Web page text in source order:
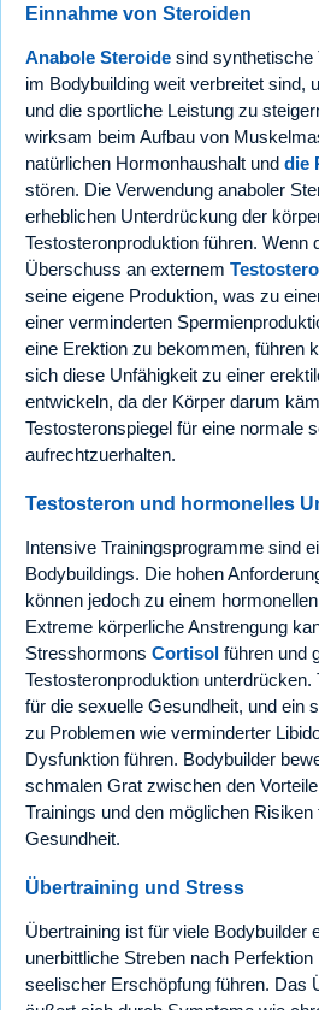
Einnahme von Steroiden
Anabole Steroide sind synthetische
im Bodybuilding weit verbreitet sind,
und die sportliche Leistung zu
wirksam beim Aufbau von
natürlichen Hormonhaushalt und die
stören. Die Verwendung anaboler
erheblichen Unterdrückung der
Testosteronproduktion führen. Wenn
Überschuss an externem
seine eigene Produktion, was zu
einer verminderten
eine Erektion zu bekommen, führen
sich diese Unfähigkeit zu einer
entwickeln, da der Körper darum
Testosteronspiegel für eine normale
aufrechtzuerhalten.
Testosteron und hormonelles
Intensive Trainingsprogramme sind
Bodybuildings. Die hohen
können jedoch zu einem
Extreme körperliche Anstrengung
Stresshormons Cortisol führen und
Testosteronproduktion
für die sexuelle Gesundheit, und ein
zu Problemen wie verminderter
Dysfunktion führen. Bodybuilder
schmalen Grat zwischen den
Trainings und den möglichen
Gesundheit.
Übertraining und Stress
Übertraining ist für viele Bodybuilder
unerbittliche Streben nach
seelischer Erschöpfung führen. Das